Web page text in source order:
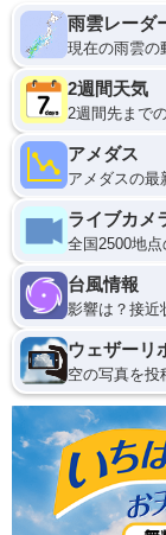
雨雲レーダ
現在の雨雲の
2週間天気
2週間先まで
アメダス
アメダスの最
ライブカメ
全国2500地
台風情報
影響は？接近
ウェザーリ
空の写真を投